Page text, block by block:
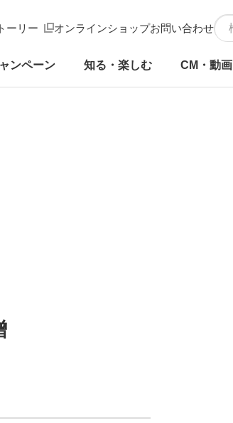
ーリー オンラインショップお問い合わせ
ンペーン 知る・楽しむ CM・動画